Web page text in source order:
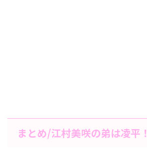
まとめ/江村美咲の弟は凌平！